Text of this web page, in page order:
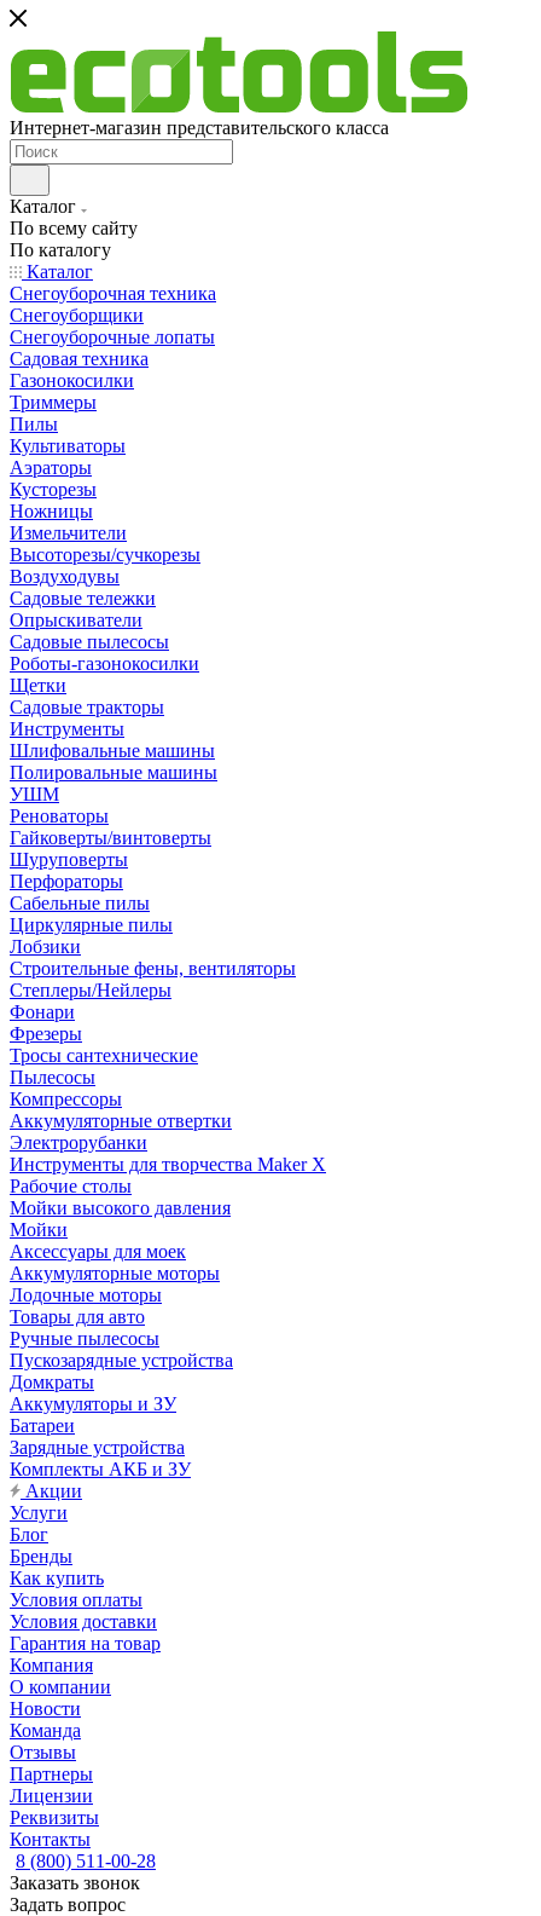
Интернет-магазин представительского класса
Каталог
По всему сайту
По каталогу
Каталог
Снегоуборочная техника
Снегоуборщики
Снегоуборочные лопаты
Садовая техника
Газонокосилки
Триммеры
Пилы
Культиваторы
Аэраторы
Кусторезы
Ножницы
Измельчители
Высоторезы/сучкорезы
Воздуходувы
Садовые тележки
Опрыскиватели
Садовые пылесосы
Роботы-газонокосилки
Щетки
Садовые тракторы
Инструменты
Шлифовальные машины
Полировальные машины
УШМ
Реноваторы
Гайковерты/винтоверты
Шуруповерты
Перфораторы
Сабельные пилы
Циркулярные пилы
Лобзики
Строительные фены, вентиляторы
Степлеры/Нейлеры
Фонари
Фрезеры
Тросы сантехнические
Пылесосы
Компрессоры
Аккумуляторные отвертки
Электрорубанки
Инструменты для творчества Maker X
Рабочие столы
Мойки высокого давления
Мойки
Аксессуары для моек
Аккумуляторные моторы
Лодочные моторы
Товары для авто
Ручные пылесосы
Пускозарядные устройства
Домкраты
Аккумуляторы и ЗУ
Батареи
Зарядные устройства
Комплекты АКБ и ЗУ
Акции
Услуги
Блог
Бренды
Как купить
Условия оплаты
Условия доставки
Гарантия на товар
Компания
О компании
Новости
Команда
Отзывы
Партнеры
Лицензии
Реквизиты
Контакты
8 (800) 511-00-28
Заказать звонок
Задать вопрос